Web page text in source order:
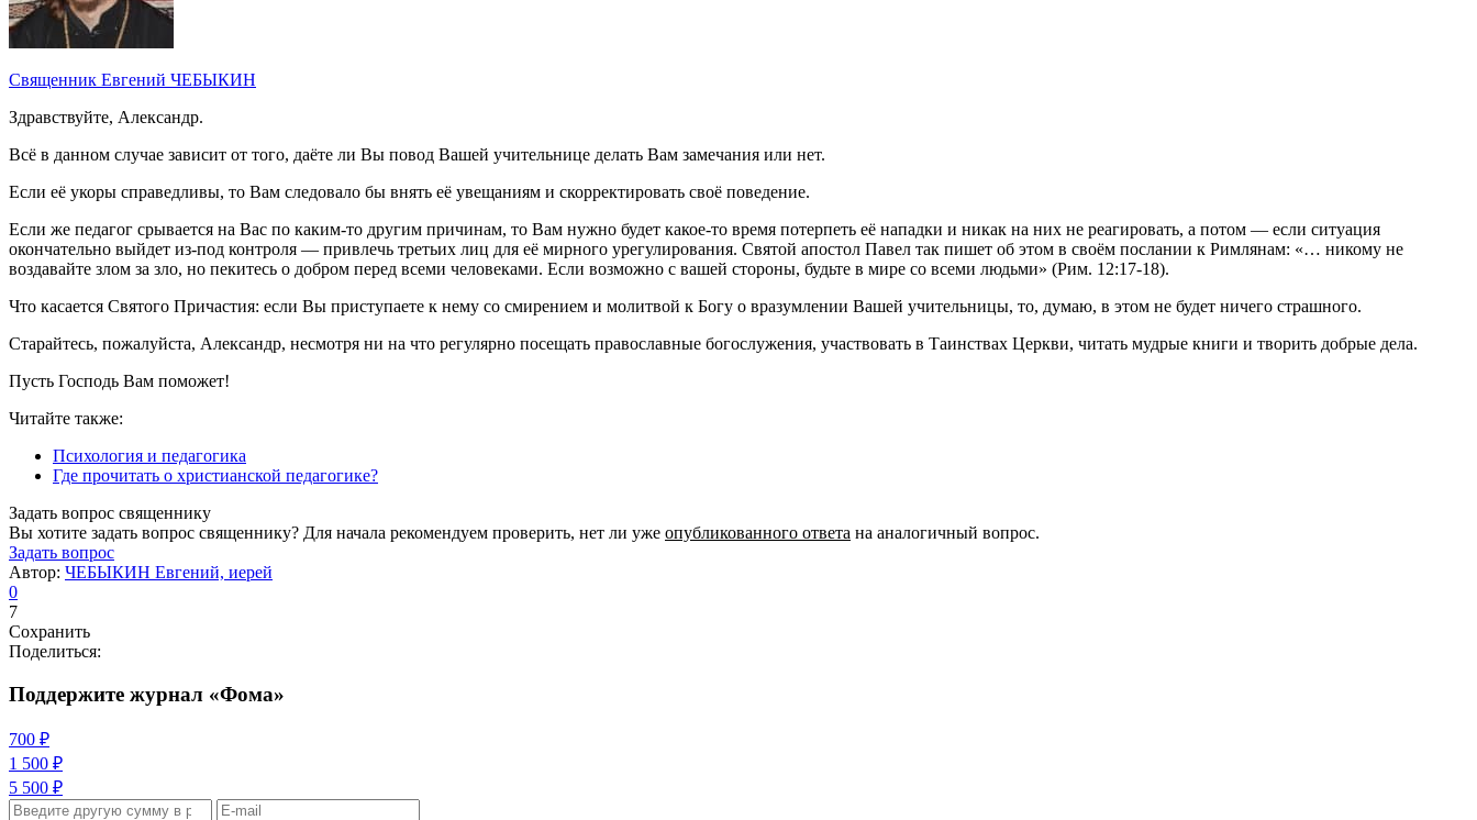
Священник Евгений ЧЕБЫКИН
Здравствуйте, Александр.
Всё в данном случае зависит от того, даёте ли Вы повод Вашей учительнице делать Вам замечания или нет.
Если её укоры справедливы, то Вам следовало бы внять её увещаниям и скорректировать своё поведение.
Если же педагог срывается на Вас по каким-то другим причинам, то Вам нужно будет какое-то время потерпеть её нападки и никак на них не реагировать, а потом — если ситуация
окончательно выйдет из-под контроля — привлечь третьих лиц для её мирного урегулирования. Святой апостол Павел так пишет об этом в своём послании к Римлянам: «… никому не
воздавайте злом за зло, но пекитесь о добром перед всеми человеками. Если возможно с вашей стороны, будьте в мире со всеми людьми» (Рим. 12:17-18).
Что касается Святого Причастия: если Вы приступаете к нему со смирением и молитвой к Богу о вразумлении Вашей учительницы, то, думаю, в этом не будет ничего страшного.
Старайтесь, пожалуйста, Александр, несмотря ни на что регулярно посещать православные богослужения, участвовать в Таинствах Церкви, читать мудрые книги и творить добрые дела.
Пусть Господь Вам поможет!
Читайте также:
Психология и педагогика
Где прочитать о христианской педагогике?
Задать вопрос священнику
Вы хотите задать вопрос священнику? Для начала рекомендуем проверить, нет ли уже опубликованного ответа на аналогичный вопрос.
Задать вопрос
Автор: ЧЕБЫКИН Евгений, иерей
0
7
Сохранить
Поделиться:
Поддержите журнал «Фома»
700 ₽
1 500 ₽
5 500 ₽